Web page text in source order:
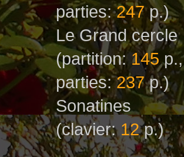
parties:247p.)
Le Grand cercle
(partition: 145p.,
parties:237p.)
Sonatines
(clavier: 12p.)